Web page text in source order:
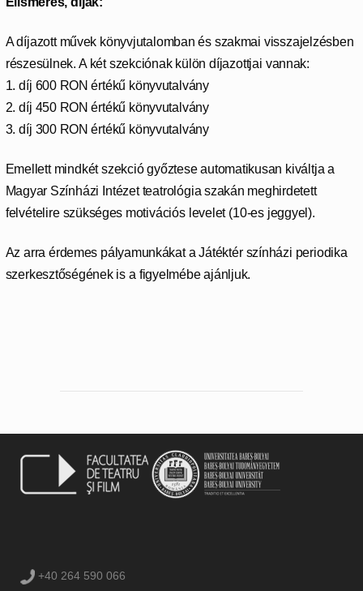
A díjazott művek könyvjutalomban és szakmai visszajelzésben
részesülnek. A két szekciónak külön díjazottjai vannak:
1. díj 600 RON értékű könyvutalvány
2. díj 450 RON értékű könyvutalvány
3. díj 300 RON értékű könyvutalvány
Emellett mindkét szekció győztese automatikusan kiváltja a
Magyar Színházi Intézet teatrológia szakán meghirdetett
felvételire szükséges motivációs levelet (10-es jeggyel).
Az arra érdemes pályamunkákat a Játéktér színházi periodika
szerkesztőségének is a figyelmébe ajánljuk.
+40 264 590 066